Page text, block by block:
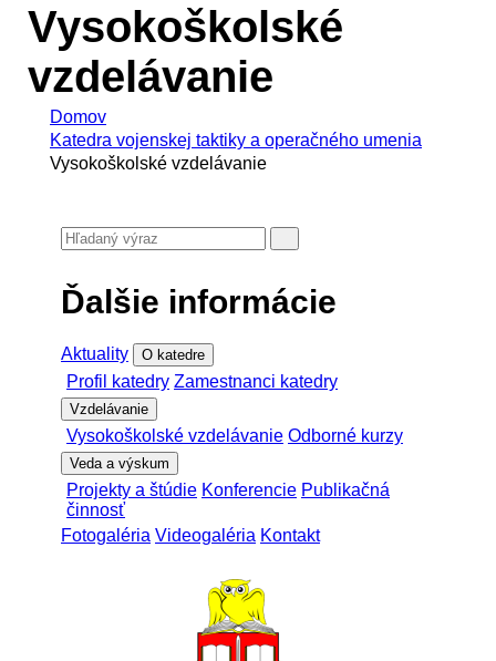
Vysokoškolské
vzdelávanie
Domov
Katedra vojenskej taktiky a operačného umenia
Vysokoškolské vzdelávanie
Ďalšie informácie
Aktuality O katedre
Profil katedry Zamestnanci katedry
Vzdelávanie
Vysokoškolské vzdelávanie Odborné kurzy
Veda a výskum
Projekty a štúdie Konferencie Publikačná
činnosť
Fotogaléria Videogaléria Kontakt